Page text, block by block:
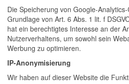
Die Speicherung von Google-
Grundlage von Art. 6 Abs. 1 lit. f
hat ein berechtigtes Interesse an der
Nutzerverhaltens, um sowohl sein
Werbung zu optimieren.
IP-Anonymisierung
Wir haben auf dieser Website die